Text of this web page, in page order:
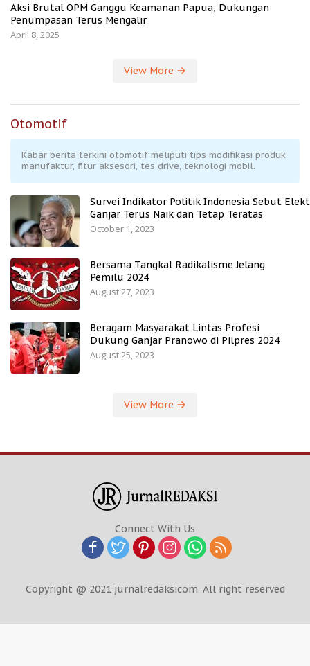
Aksi Brutal OPM Ganggu Keamanan Papua, Dukungan
Penumpasan Terus Mengalir
April 8, 2025
View More
Otomotif
Kabar berita terkini otomotif meliputi tips modifikasi produk
manufaktur, fitur aksesori, tes drive, teknologi mobil.
Survei Indikator Politik Indonesia Sebut
Ganjar Terus Naik dan Tetap Teratas
October 1, 2023
Bersama Tangkal Radikalisme Jelang
Pemilu 2024
August 27, 2023
Beragam Masyarakat Lintas Profesi
Dukung Ganjar Pranowo di Pilpres 2024
August 25, 2023
View More
Connect With Us
Copyright @ 2021 jurnalredaksicom. All right reserved